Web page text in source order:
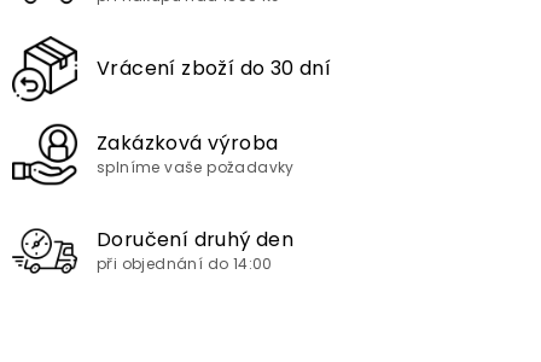
Vrácení zboží do 30 dní
Zakázková výroba
splníme vaše požadavky
Doručení druhý den
při objednání do 14:00